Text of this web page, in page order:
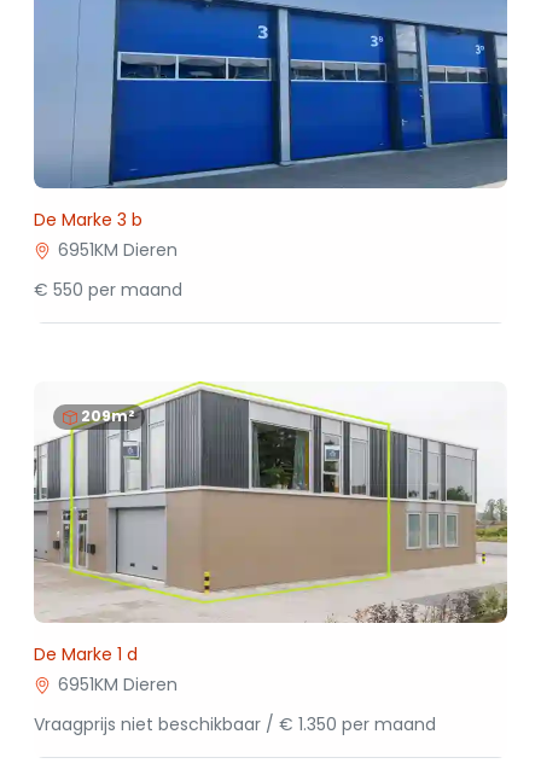
De Marke 3 b
6951KM Dieren
€ 550 per maand
209m²
De Marke 1 d
6951KM Dieren
Vraagprijs niet beschikbaar / € 1.350 per maand